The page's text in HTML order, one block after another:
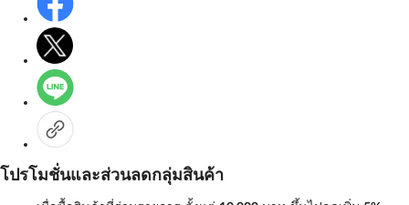
โปรโมชั่นและส่วนลดกลุ่มสินค้า